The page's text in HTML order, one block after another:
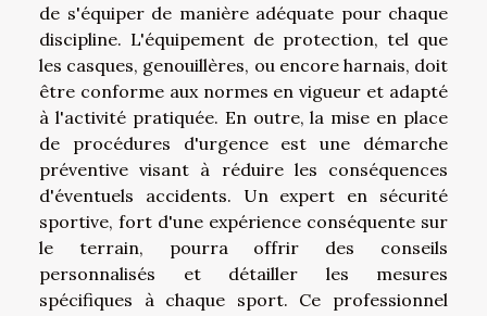
de s'équiper de manière adéquate pour chaque
discipline. L'équipement de protection, tel que
les casques, genouillères, ou encore harnais, doit
être conforme aux normes en vigueur et adapté
à l'activité pratiquée. En outre, la mise en place
de procédures d'urgence est une démarche
préventive visant à réduire les conséquences
d'éventuels accidents. Un expert en sécurité
sportive, fort d'une expérience conséquente sur
le terrain, pourra offrir des conseils
personnalisés et détailler les mesures
spécifiques à chaque sport. Ce professionnel